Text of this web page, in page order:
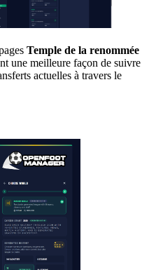
Temple de la renommée
une meilleure façon de suivre
actuelles à travers le